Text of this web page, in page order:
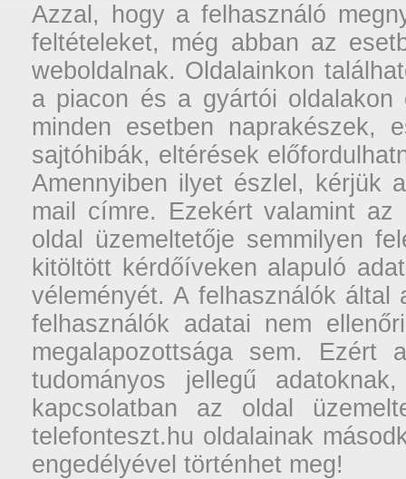
Azzal, hogy a felhasználó
feltételeket, még abban az
weboldalnak. Oldalainkon
a piacon és a gyártói oldalakon
minden esetben naprakészek,
sajtóhibák, eltérések
Amennyiben ilyet észlel, kérjük
mail címre. Ezekért valamint
oldal üzemeltetője semmilyen
kitöltött kérdőíveken alapuló
véleményét. A felhasználók
felhasználók adatai nem
megalapozottsága sem. Ezért
tudományos jellegű
kapcsolatban az oldal
telefonteszt.hu oldalainak
engedélyével történhet meg!